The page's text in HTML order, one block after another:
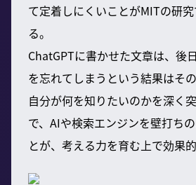
て定着しにくいことがMITの研
る。
ChatGPTに書かせた文章は、後
を忘れてしまうという結果はそ
自分が何を知りたいのかを深く
で、AIや検索エンジンを壁打ち
とが、考える力を育む上で効果的